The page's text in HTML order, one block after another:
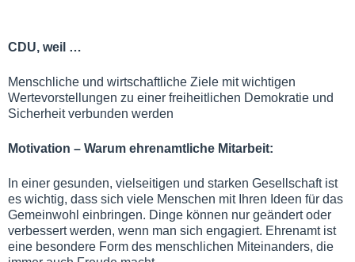
CDU, weil …
Menschliche und wirtschaftliche Ziele mit wichtigen
Wertevorstellungen zu einer freiheitlichen Demokratie und
Sicherheit verbunden werden
Motivation – Warum ehrenamtliche Mitarbeit:
In einer gesunden, vielseitigen und starken Gesellschaft ist
es wichtig, dass sich viele Menschen mit Ihren Ideen für das
Gemeinwohl einbringen. Dinge können nur geändert oder
verbessert werden, wenn man sich engagiert. Ehrenamt ist
eine besondere Form des menschlichen Miteinanders, die